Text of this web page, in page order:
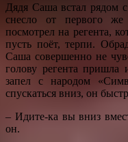
Дядя Саша встал рядом
снесло от первого же
посмотрел на регента,
пусть поёт, терпи.
Саша совершенно не
голову регента пришла
запел с народом
спускаться вниз, он
– Идите-ка вы вниз
он.